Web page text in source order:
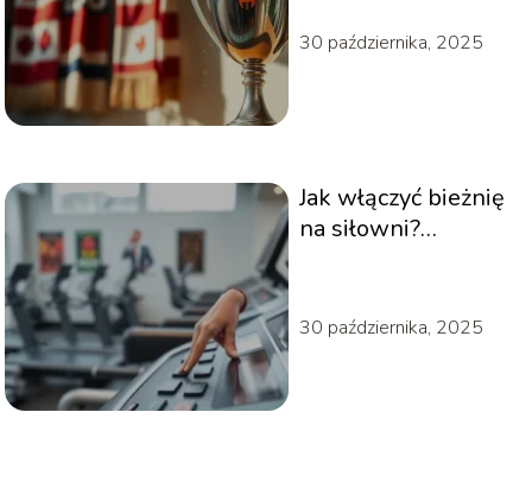
30 października, 2025
Jak włączyć bieżnię
na siłowni?
30 października, 2025